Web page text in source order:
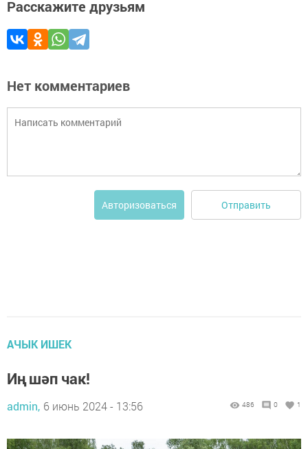
Расскажите друзьям
Нет комментариев
Авторизоваться Отправить
АЧЫК ИШЕК
Иң шәп чак!
admin, 6 июнь 2024 - 13:56 486 0 1